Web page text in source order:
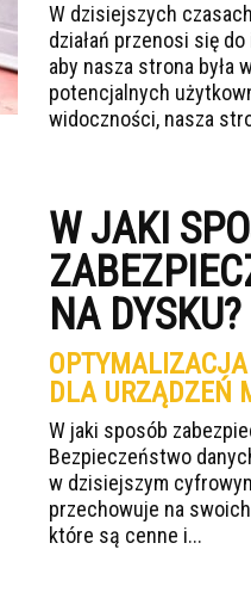
W dzisiejszych
działań przenosi się
aby nasza strona była
potencjalnych
widoczności, nasza
W JAKI
NA DYSKU?
OPTYMALIZACJA
DLA URZĄDZEŃ
W jaki sposób
Bezpieczeństwo
w dzisiejszym
przechowuje na
które są cenne i...